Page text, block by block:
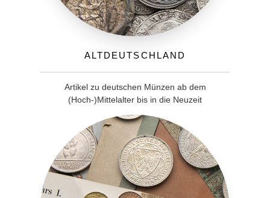
Altdeutschland
Artikel zu deutschen Münzen ab dem
(Hoch-)Mittelalter bis in die Neuzeit